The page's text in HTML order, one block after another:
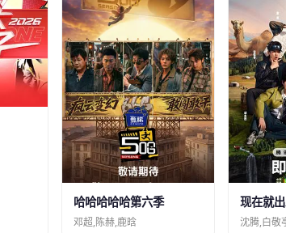
哈哈哈哈哈第六季
邓超,陈赫,鹿晗
现在就
沈腾,白敬